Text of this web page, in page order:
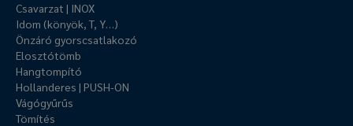
Csavarzat | INOX
Idom (könyök, T, Y…)
Önzáró gyorscsatlakozó
Elosztótömb
Hangtompító
Hollanderes | PUSH-ON
Vágógyűrűs
Tömítés